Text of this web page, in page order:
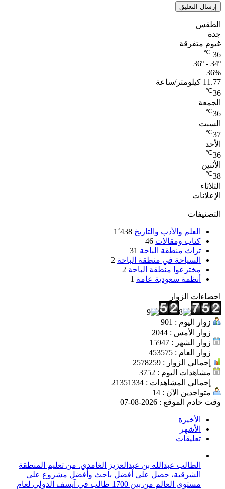
الطقس
جدة
غيوم متفرقة
36
℃
36º - 34º
36%
11.77 كيلومتر/ساعة
36
℃
الجمعة
36
℃
السبت
37
℃
الأحد
36
℃
الأثنين
38
℃
الثلاثاء
الإعلانات
التصنيفات
العلم والأدب والتاريخ 1٬438
كتاب ومقالات 46
تراث منطقة الباحة 31
السياحة في منطقة الباحة 2
مخترعوا منطقة الباحة 2
أنظمة سعودية عامة 1
احصاءات الزوار
زوار اليوم : 901
زوار الأمس : 2044
زوار الشهر : 15947
زوار العام : 453575
إجمالي الزوار : 2578259
مشاهدات اليوم : 3752
إجمالي المشاهدات : 21351334
متواجدين الآن : 14
وقت خادم الموقع : 2026-08-07
الأخيرة
الأشهر
تعليقات
الطالب عبدالله بن عبدالعزيز الغامدي. من تعليم المنطقة
الشرقية، حصل على أفضل باحث وأفضل مشروع على
مستوى العالم من بين 1700 طالب في آيسف الدولي لعام